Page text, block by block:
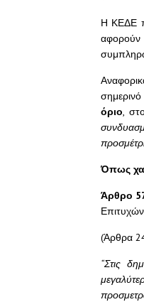
Η ΚΕΔΕ
σημερινό
όριο ,
Όπως
Άρθρο
(Άρθρα
“Στις